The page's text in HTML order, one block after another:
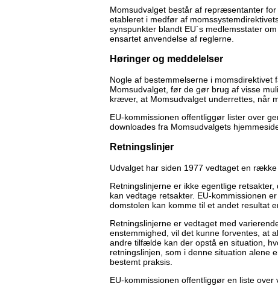
Momsudvalget består af repræsentanter
etableret i medfør af
synspunkter blandt EU´s medlemsstater
ensartet anvendelse af reglerne.
Høringer og meddelelser
Nogle af bestemmelserne i
Momsudvalget, før de gør brug af visse
kræver, at Momsudvalget underrettes, når
EU-kommissionen offentliggør lister over
downloades fra Momsudvalgets
Retningslinjer
Udvalget har siden 1977 vedtaget en
Retningslinjerne er ikke egentlige
kan vedtage retsakter. EU-kommissionen
domstolen kan komme til et andet resultat
Retningslinjerne er vedtaget med
enstemmighed, vil det kunne forventes, at
andre tilfælde kan der opstå en situation,
retningslinjen, som i denne situation alene
bestemt praksis.
EU-kommissionen offentliggør en liste